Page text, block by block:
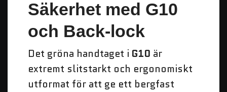
Säkerhet med G10
och Back-lock
Det gröna handtaget i G10 är
extremt slitstarkt och ergonomiskt
utformat för att ge ett bergfast